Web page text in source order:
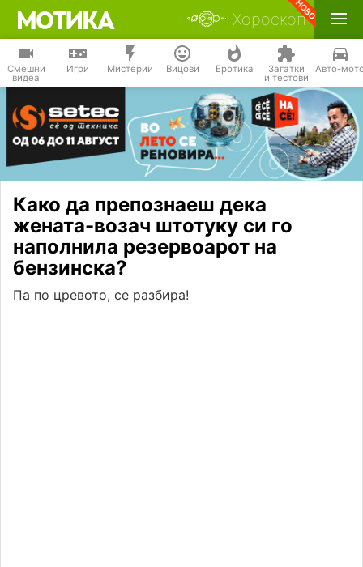
Хороскоп
Смешни
видеа
Игри Мистерии Вицови Еротика Загатки
и тестови
Авто-
Како да препознаеш дека
жената-возач штотуку си го
наполнила резервоарот на
бензинска?
Па по цревото, се разбира!